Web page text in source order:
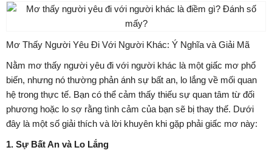
Mơ Thấy Người Yêu Đi Với Người Khác: Ý Nghĩa và Giải Mã
Nằm mơ thấy người yêu đi với người khác là một giấc mơ phổ
biến, nhưng nó thường phản ánh sự bất an, lo lắng về mối quan
hệ trong thực tế. Bạn có thể cảm thấy thiếu sự quan tâm từ đối
phương hoặc lo sợ rằng tình cảm của bạn sẽ bị thay thế. Dưới
đây là một số giải thích và lời khuyên khi gặp phải giấc mơ này:
1. Sự Bất An và Lo Lắng